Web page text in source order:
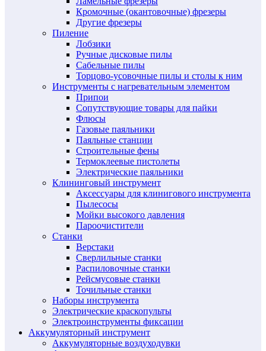
Кромочные (окантовочные) фрезеры
Другие фрезеры
Пиление
Лобзики
Ручные дисковые пилы
Сабельные пилы
Торцово-усовочные пилы и столы к ним
Инструменты с нагревательным элементом
Припои
Сопутствующие товары для пайки
Флюсы
Газовые паяльники
Паяльные станции
Строительные фены
Термоклеевые пистолеты
Электрические паяльники
Клининговый инструмент
Аксессуары для клинигового инструмента
Пылесосы
Мойки высокого давления
Пароочистители
Станки
Верстаки
Сверлильные станки
Распиловочные станки
Рейсмусовые станки
Точильные станки
Наборы инструмента
Электрические краскопульты
Электроинструменты фиксации
Аккумуляторный инструмент
Аккумуляторные воздуходувки